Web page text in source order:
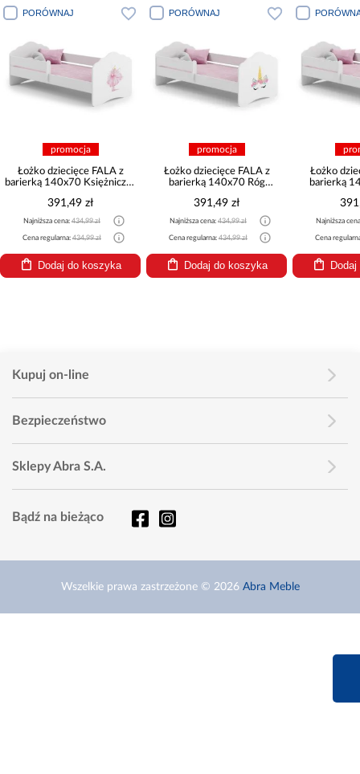
FALA z
Księżniczka
434,99 zł
434,99 zł
koszyka
PORÓWNAJ
Łożko dziecięce FALA z
barierką 140x70 Róg
Najniższa cena: 434,99 zł
Cena regularna: 434,99 zł
Dodaj do koszyka
PORÓWNAJ
Łożko dziecięce FALA z
barierką 140x70 Słonik
Najniższa cena: 434,99 zł
Cena regularna: 434,99 zł
Dodaj do koszyka
Kupuj on-line
Bezpieczeństwo
Sklepy Abra S.A.
Bądź na bieżąco
Wszelkie prawa zastrzeżone © 2026 Abra Meble